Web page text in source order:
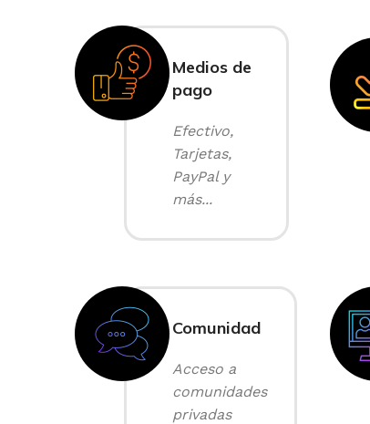
Medios de
pago
Efectivo,
Tarjetas,
PayPal y
más...
Comunidad
Acceso a
comunidades
privadas